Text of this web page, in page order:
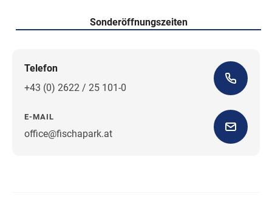
Sonderöffnungszeiten
Telefon
+43 (0) 2622 / 25 101-0
E-MAIL
office@fischapark.atWegbeschreibung